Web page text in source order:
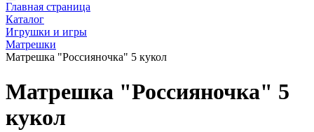
Главная страница
Каталог
Игрушки и игры
Матрешки
Матрешка "Россияночка" 5 кукол
Матрешка "Россияночка" 5
кукол